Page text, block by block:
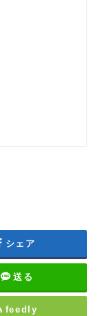
シェア
送る
feedly